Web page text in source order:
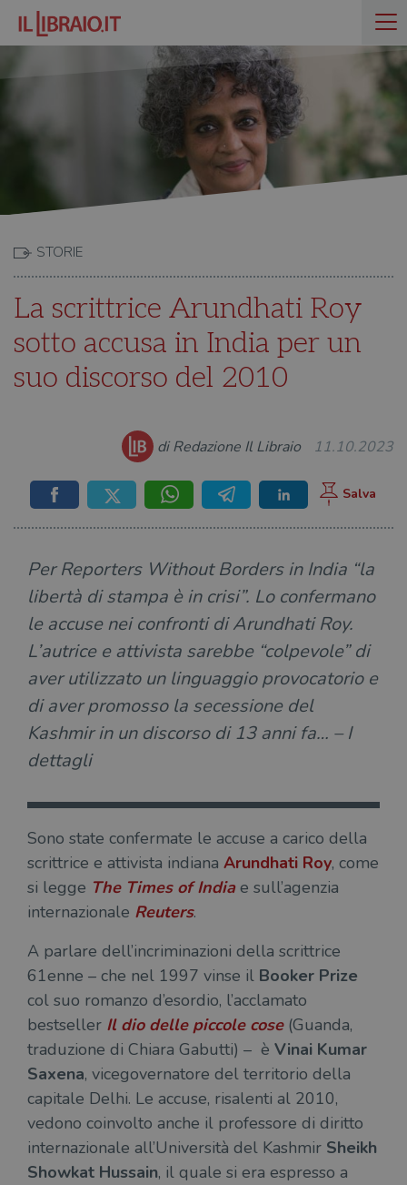
STORIE
La scrittrice Arundhati Roy
sotto accusa in India per un
suo discorso del 2010
di Redazione Il Libraio 11.10.2023
Per Reporters Without Borders in India “la
libertà di stampa è in crisi”. Lo confermano
le accuse nei confronti di Arundhati Roy.
L’autrice e attivista sarebbe “colpevole” di
aver utilizzato un linguaggio provocatorio e
di aver promosso la secessione del
Kashmir in un discorso di 13 anni fa… – I
dettagli
Sono state confermate le accuse a carico della
scrittrice e attivista indiana Arundhati Roy, come
si legge The Times of Indiae sull’agenzia
internazionale Reuters.
A parlare dell’incriminazioni della scrittrice
61enne – che nel 1997 vinse il Booker Prize
col suo romanzo d’esordio, l’acclamato
bestseller Il dio delle piccole cose(Guanda,
traduzione di Chiara Gabutti) – è Vinai Kumar
Saxena, vicegovernatore del territorio della
capitale Delhi. Le accuse, risalenti al 2010,
vedono coinvolto anche il professore di diritto
internazionale all’Università del Kashmir Sheikh
Showkat Hussain, il quale si era espresso a